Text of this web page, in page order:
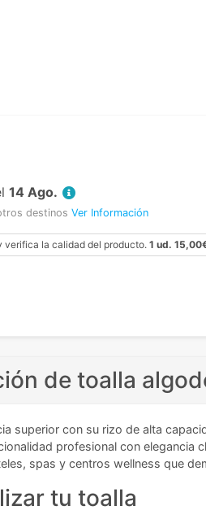
14 Ago.
destinos Ver Información
verifica la calidad del producto. 1 ud.
de toalla
superior con su rizo de alta
profesional con
spas y centros wellness que
tu toalla